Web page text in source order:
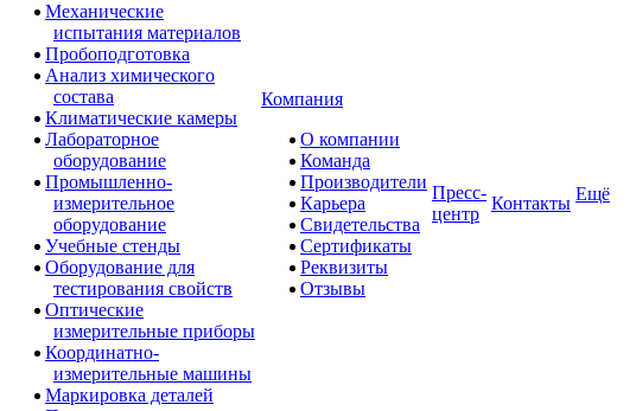
Механические
испытания материалов
Пробоподготовка
Анализ химического
состава
Климатические камеры
Лабораторное
оборудование
Промышленно-
измерительное
оборудование
Учебные стенды
Оборудование для
тестирования свойств
Оптические
измерительные приборы
Координатно-
измерительные машины
Маркировка деталей
Компания
О компании
Команда
Производители
Карьера
Свидетельства
Сертификаты
Реквизиты
Отзывы
Пресс-
центр
Контакты Ещё